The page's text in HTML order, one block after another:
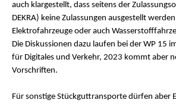
auch klargestellt, dass seitens der
DEKRA) keine Zulassungen ausgestellt
Elektrofahrzeuge oder auch
Die Diskussionen dazu laufen bei der WP 15
für Digitales und Verkehr, 2023 kommt aber
Vorschriften.
Für sonstige Stückguttransporte dürfen aber